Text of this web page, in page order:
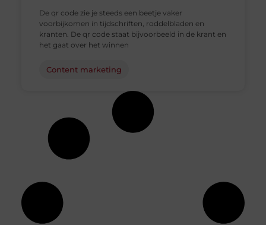
De qr code zie je steeds een beetje vaker
voorbijkomen in tijdschriften, roddelbladen en
kranten. De qr code staat bijvoorbeeld in de krant en
het gaat over het winnen
Content marketing